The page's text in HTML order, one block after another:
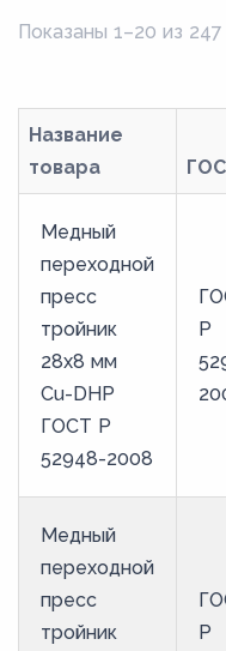
Показаны 1–20 из
Название
товара
Медный
переходной
пресс
тройник
28х8 мм
Cu-DHP
ГОСТ Р
52948-2008
Р
Медный
переходной
пресс
тройник
Р